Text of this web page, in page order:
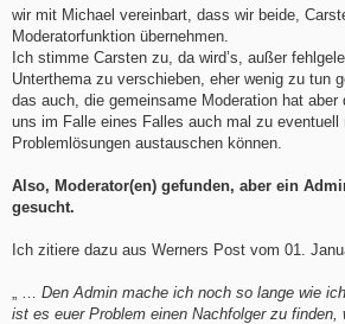
wir mit Michael vereinbart, dass wir beide,
Moderatorfunktion übernehmen.
Ich stimme Carsten zu, da wird’s, außer
Unterthema zu verschieben, eher wenig zu tun
das auch, die gemeinsame Moderation hat aber
uns im Falle eines Falles auch mal zu eventuell
Problemlösungen austauschen können.
Also, Moderator(en) gefunden, aber ein
gesucht.
Ich zitiere dazu aus Werners Post vom 01.
Den Admin mache ich noch so lange wie
ist es euer Problem einen Nachfolger zu